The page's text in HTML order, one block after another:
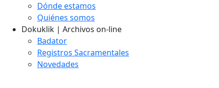
Dónde estamos
Quiénes somos
Dokuklik | Archivos on-line
Badator
Registros Sacramentales
Novedades